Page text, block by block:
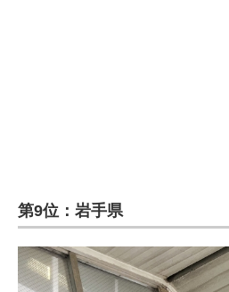
エネルギーの専門メディア
ちょっと気になるネットの話題
第9位：岩手県